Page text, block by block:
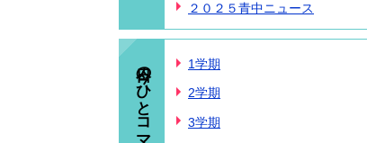
２０２５青中ニュース
今日のひとコマ 1学期
2学期
3学期